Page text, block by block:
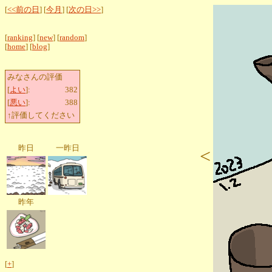
[<<前の日 ] [今月 ] [次の日>>]
[ranking] [new] [random]
[home] [blog]
みなさんの評価
[よい]:
382
[悪い]:
388
↑評価してください
昨日 一昨日
昨年
[+]
<